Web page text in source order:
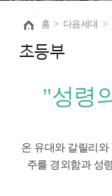
홈 > 다음세대 >
초등부
"성령
온 유대와 갈릴리
주를 경외함과 성